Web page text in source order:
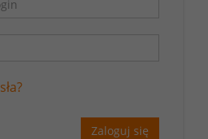
Zaloguj się